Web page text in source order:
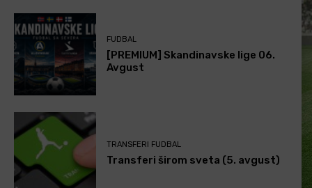
FUDBAL
[PREMIUM] Skandinavske lige 06.
Avgust
TRANSFERI FUDBAL
Transferi širom sveta (5. avgust)